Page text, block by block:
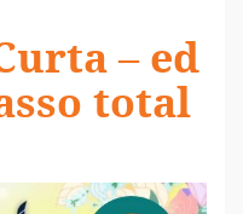
– ed
total